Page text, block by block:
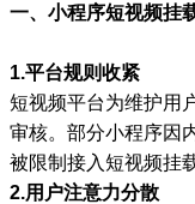
一、小程序短视频挂
1.平台规则收紧
短视频平台为维护用
审核。部分小程序因
被限制接入短视频挂
2.用户注意力分散